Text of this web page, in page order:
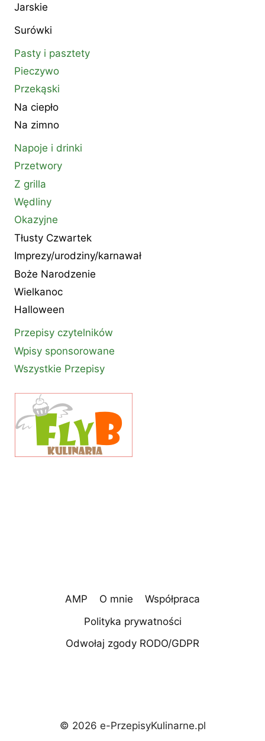
Jarskie
Surówki
Pasty i pasztety
Pieczywo
Przekąski
Na ciepło
Na zimno
Napoje i drinki
Przetwory
Z grilla
Wędliny
Okazyjne
Tłusty Czwartek
Imprezy/urodziny/karnawał
Boże Narodzenie
Wielkanoc
Halloween
Przepisy czytelników
Wpisy sponsorowane
Wszystkie Przepisy
AMP O mnie
Współpraca
Polityka prywatności
Odwołaj zgody RODO/GDPR
© 2026 e-PrzepisyKulinarne.pl